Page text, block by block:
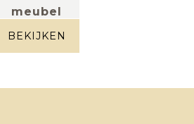
meubel
Lucie
eik
BEKIJKEN